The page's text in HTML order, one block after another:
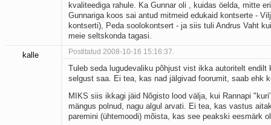
kvaliteediga rahule. Ka Gunnar oli , kuidas öelda, mitte
Gunnariga koos sai antud mitmeid edukaid kontserte -
kontserti), Peda soolokontsert - ja siis tuli Andrus Vaht
meie seltskonda tagasi.
kalle Postitatud 2008-10-16 15:16:37.
Tuleb seda lugudevaliku põhjust vist ikka autoritelt endilt
selgust saa. Ei tea, kas nad jälgivad foorumit, saab ehk
MIKS siis ikkagi jäid Nõgisto lood välja, kui Rannapi
mängus polnud, nagu algul arvati. Ei tea, kas vastus
paremini (ühtemoodi) mõista, kas see peakski eesmärk